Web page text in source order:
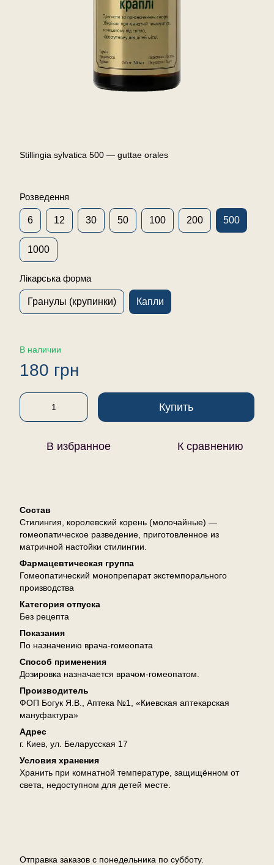
Stillingia sylvatica 500 — guttae orales
Розведення
6 12 30 50 100 200 500
1000
Лікарська форма
Гранулы (крупинки) Капли
В наличии
180 грн
Купить
В избранное К сравнению
Состав
Стилингия, королевский корень (молочайные) —
гомеопатическое разведение, приготовленное из
матричной настойки стилингии.
Фармацевтическая группа
Гомеопатический монопрепарат экстемпорального
производства
Категория отпуска
Без рецепта
Показания
По назначению врача-гомеопата
Способ применения
Дозировка назначается врачом-гомеопатом.
Производитель
ФОП Богук Я.В., Аптека №1, «Киевская аптекарская
мануфактура»
Адрес
г. Киев, ул. Беларусская 17
Условия хранения
Хранить при комнатной температуре, защищённом от
света, недоступном для детей месте.
Отправка заказов с понедельника по субботу.